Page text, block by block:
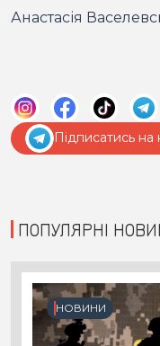
Анастасія
Підписатись на
ПОПУЛЯРНІ
НОВИНИ